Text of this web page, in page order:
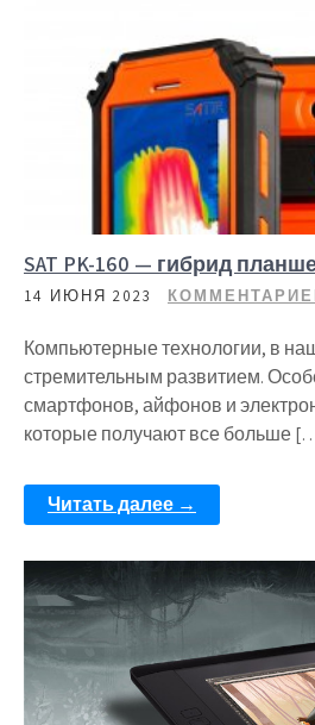
SAT PK-160 — гибрид
14 ИЮНЯ 2023
Компьютерные технологии, в
стремительным развитием.
смартфонов, айфонов и
которые получают все больше
Читать далее →